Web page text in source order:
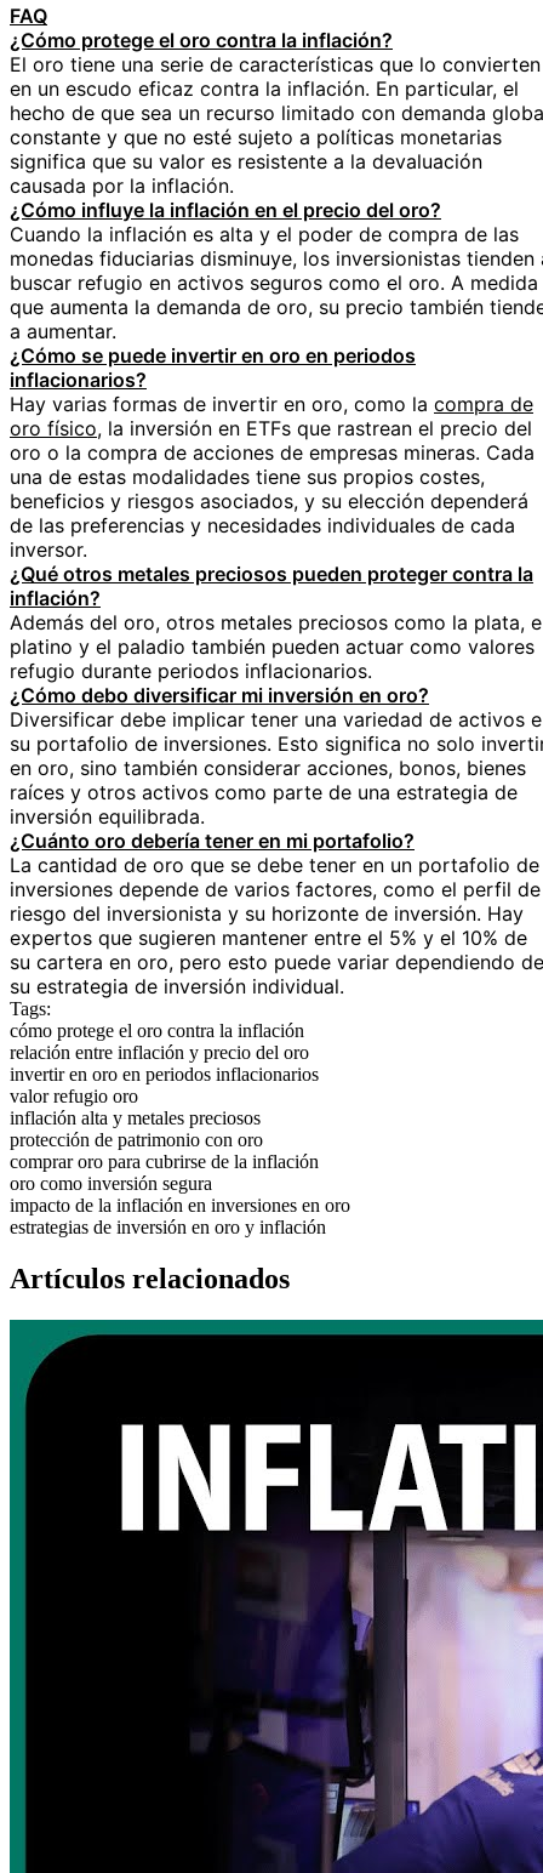
FAQ
¿Cómo protege el oro contra la inflación?
El oro tiene una serie de características que lo convierten
en un escudo eficaz contra la inflación. En particular, el
hecho de que sea un recurso limitado con demanda
constante y que no esté sujeto a políticas monetarias
significa que su valor es resistente a la devaluación
causada por la inflación.
¿Cómo influye la inflación en el precio del oro?
Cuando la inflación es alta y el poder de compra de las
monedas fiduciarias disminuye, los inversionistas tienden
buscar refugio en activos seguros como el oro. A medida
que aumenta la demanda de oro, su precio también
a aumentar.
¿Cómo se puede invertir en oro en periodos
inflacionarios?
Hay varias formas de invertir en oro, como la compra de
oro físico, la inversión en ETFs que rastrean el precio del
oro o la compra de acciones de empresas mineras. Cada
una de estas modalidades tiene sus propios costes,
beneficios y riesgos asociados, y su elección dependerá
de las preferencias y necesidades individuales de cada
inversor.
¿Qué otros metales preciosos pueden proteger contra la
inflación?
Además del oro, otros metales preciosos como la plata,
platino y el paladio también pueden actuar como valores
refugio durante periodos inflacionarios.
¿Cómo debo diversificar mi inversión en oro?
Diversificar debe implicar tener una variedad de activos
su portafolio de inversiones. Esto significa no solo
en oro, sino también considerar acciones, bonos, bienes
raíces y otros activos como parte de una estrategia de
inversión equilibrada.
¿Cuánto oro debería tener en mi portafolio?
La cantidad de oro que se debe tener en un portafolio de
inversiones depende de varios factores, como el perfil de
riesgo del inversionista y su horizonte de inversión. Hay
expertos que sugieren mantener entre el 5% y el 10% de
su cartera en oro, pero esto puede variar dependiendo de
su estrategia de inversión individual.
Tags:
cómo protege el oro contra la inflación
relación entre inflación y precio del oro
invertir en oro en periodos inflacionarios
valor refugio oro
inflación alta y metales preciosos
protección de patrimonio con oro
comprar oro para cubrirse de la inflación
oro como inversión segura
impacto de la inflación en inversiones en oro
estrategias de inversión en oro y inflación
Artículos relacionados